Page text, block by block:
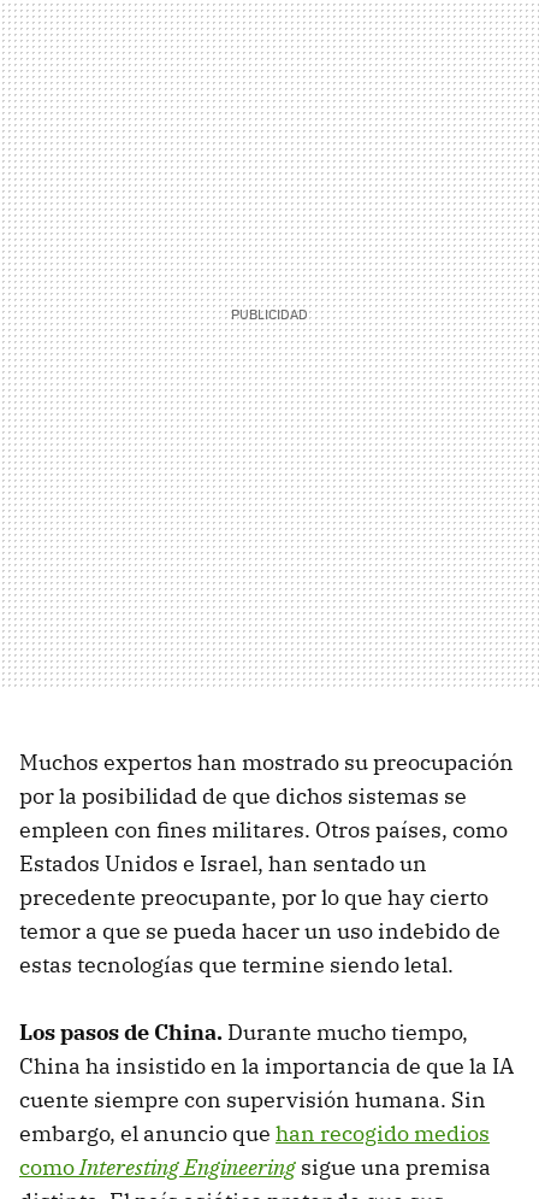
Muchos expertos han mostrado su preocupación
por la posibilidad de que dichos sistemas se
empleen con fines militares. Otros países, como
Estados Unidos e Israel, han sentado un
precedente preocupante, por lo que hay cierto
temor a que se pueda hacer un uso indebido de
estas tecnologías que termine siendo letal.
Los pasos de China. Durante mucho tiempo,
China ha insistido en la importancia de que la IA
cuente siempre con supervisión humana. Sin
embargo, el anuncio que han recogido medios
comoInteresting Engineering sigue una premisa